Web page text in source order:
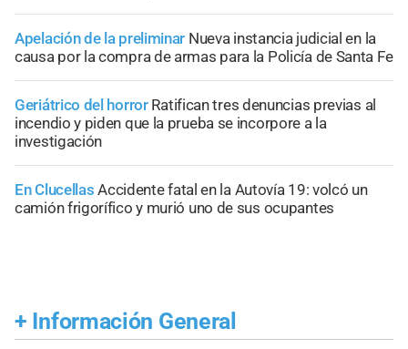
Apelación de la preliminar Nueva instancia judicial en la
causa por la compra de armas para la Policía de Santa Fe
Geriátrico del horror Ratifican tres denuncias previas al
incendio y piden que la prueba se incorpore a la
investigación
En Clucellas Accidente fatal en la Autovía 19: volcó un
camión frigorífico y murió uno de sus ocupantes
+ Información General